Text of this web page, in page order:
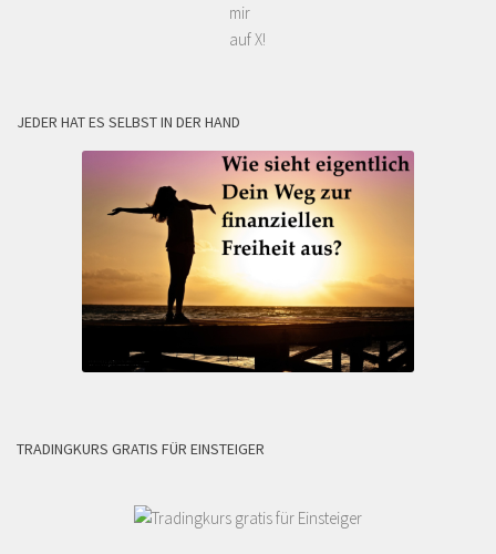
mir
auf X!
JEDER HAT ES SELBST IN DER HAND
TRADINGKURS GRATIS FÜR EINSTEIGER